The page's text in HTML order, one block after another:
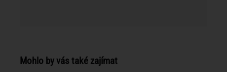
Mohlo by vás také zajímat